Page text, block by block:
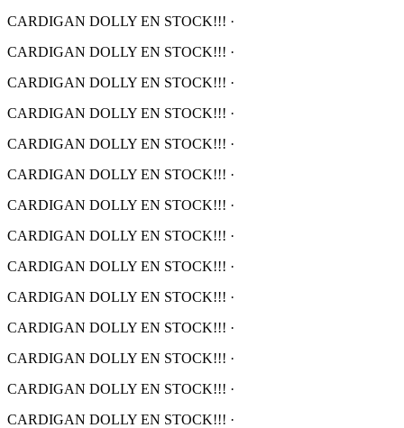
CARDIGAN DOLLY EN STOCK!!! ·
CARDIGAN DOLLY EN STOCK!!! ·
CARDIGAN DOLLY EN STOCK!!! ·
CARDIGAN DOLLY EN STOCK!!! ·
CARDIGAN DOLLY EN STOCK!!! ·
CARDIGAN DOLLY EN STOCK!!! ·
CARDIGAN DOLLY EN STOCK!!! ·
CARDIGAN DOLLY EN STOCK!!! ·
CARDIGAN DOLLY EN STOCK!!! ·
CARDIGAN DOLLY EN STOCK!!! ·
CARDIGAN DOLLY EN STOCK!!! ·
CARDIGAN DOLLY EN STOCK!!! ·
CARDIGAN DOLLY EN STOCK!!! ·
CARDIGAN DOLLY EN STOCK!!! ·